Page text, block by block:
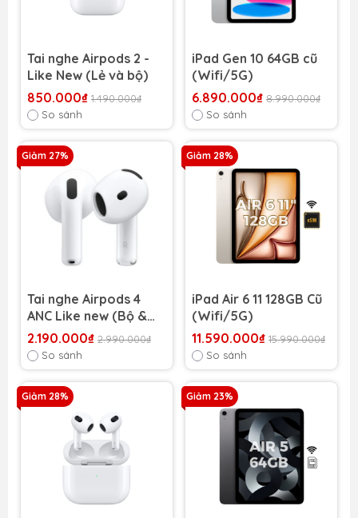
Tai nghe Airpods 2 -
Like New (Lẻ và bộ)
850.000₫ 1.490.000₫
So sánh
iPad Gen 10 64GB cũ
(Wifi/5G)
6.890.000₫ 8.990.000₫
So sánh
Giảm 27%
Tai nghe Airpods 4
ANC Like new (Bộ &
Lẻ)
2.190.000₫ 2.990.000₫
So sánh
Giảm 28%
iPad Air 6 11 128GB Cũ
(Wifi/5G)
11.590.000₫ 15.990.000₫
So sánh
Giảm 28% Giảm 23%